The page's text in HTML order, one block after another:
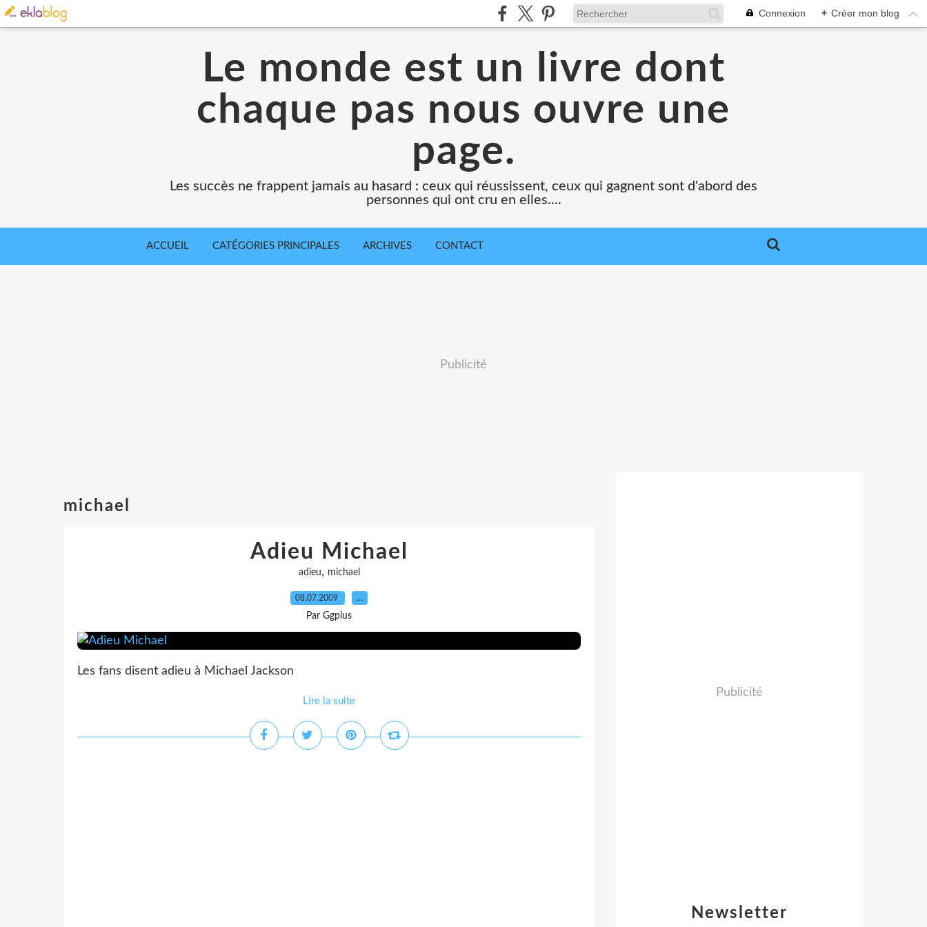
Connexion + Créer mon blog
Le monde est un livre dont
chaque pas nous ouvre une
page.
Les succès ne frappent jamais au hasard : ceux qui réussissent, ceux qui gagnent sont d'abord des
personnes qui ont cru en elles....
ACCUEIL CATÉGORIES PRINCIPALES ARCHIVES CONTACT
Publicité
michael
Adieu Michael
adieu, michael
08.07.2009 …
Par Ggplus
Les fans disent adieu à Michael Jackson
Lire la suite
Newsletter
Publicité